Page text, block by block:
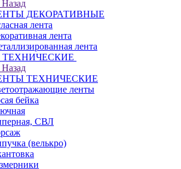
Назад
ДЕКОРАТИВНЫЕ
лента
лента
лента
Назад
ТЕХНИЧЕСКИЕ
ленты
бейка
СВЛ
(велькро)